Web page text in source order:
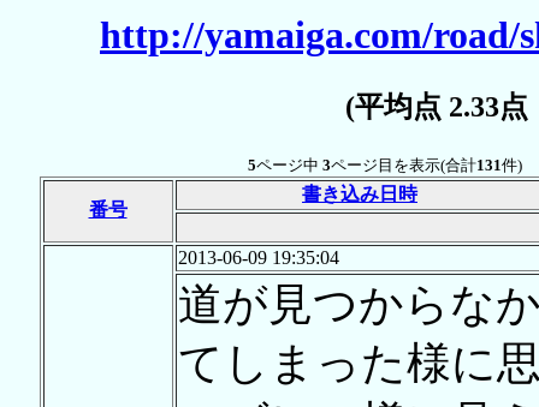
http://yamaiga.com/road/
(平均点 2.33
5ページ中 3ページ目を表示(合計131件)
番号
書き込み日時
2013-06-09 19:35:04
道が見つからな
てしまった様に